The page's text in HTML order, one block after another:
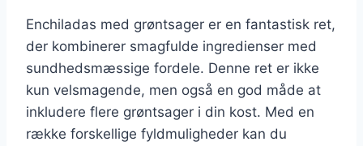
Enchiladas med grøntsager er en fantastisk ret,
der kombinerer smagfulde ingredienser med
sundhedsmæssige fordele. Denne ret er ikke
kun velsmagende, men også en god måde at
inkludere flere grøntsager i din kost. Med en
række forskellige fyldmuligheder kan du